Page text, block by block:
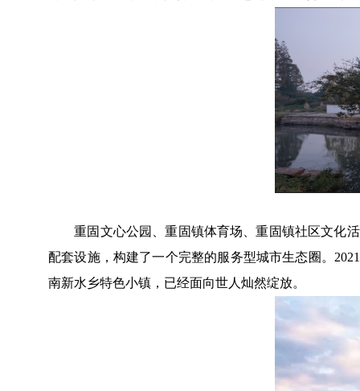
重固文心公园、重固镇体育场、重固镇社区文化活
配套设施，构建了一个完整的服务型城市生态圈。
南新水乡特色小镇，已经面向世人灿然绽放。